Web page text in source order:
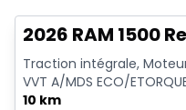
2026 RAM 1500
Traction intégrale,
VVT A/MDS ECO/
10 km